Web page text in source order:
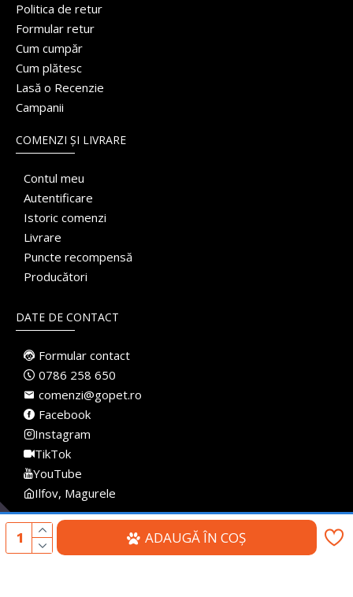
ADAUGĂ ÎN COŞ
Politica de retur
Formular retur
Cum cumpăr
Cum plătesc
Lasă o Recenzie
Campanii
COMENZI ȘI LIVRARE
Contul meu
Autentificare
Istoric comenzi
Livrare
Puncte recompensă
Producători
DATE DE CONTACT
Formular contact
0786 258 650
comenzi@gopet.ro
Facebook
Instagram
TikTok
YouTube
Ilfov, Magurele
Made with in Romania · Pet Shop Online · Toate drepturile rezervate